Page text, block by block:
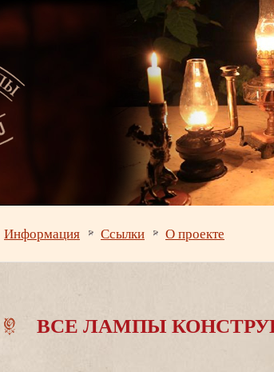
Информация Ссылки О проекте
СЕ ЛАМПЫ